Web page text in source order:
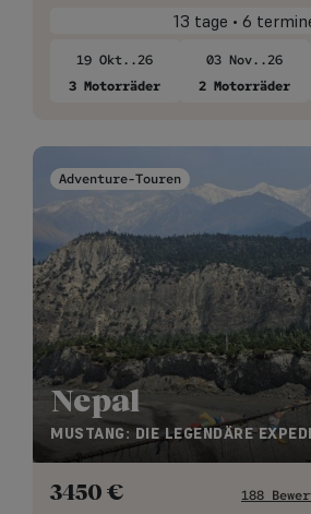
13 tage • 6
19 Okt..26
3 Motorräder
03 Nov..26
2 Motorräder
Adventure-Touren
Nepal
MUSTANG: DIE LEGENDÄRE
3450 € 188